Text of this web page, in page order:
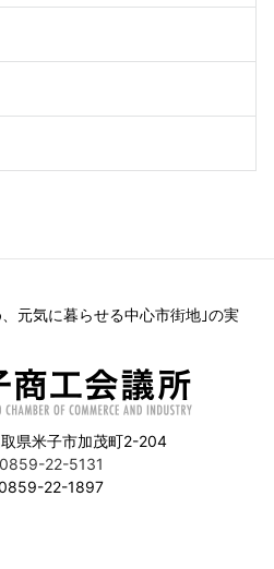
元気に暮らせる中心市街地｣の実
県米子市加茂町2-204
0859-22-5131
22-1897